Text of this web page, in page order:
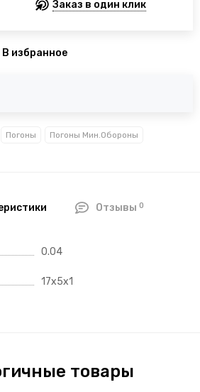
Заказ в один клик
В избранное
Погоны Погоны Мин.Обороны
Отзывы 0
0.04
17x5x1
товары